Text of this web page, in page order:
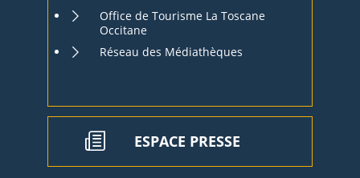
Office de Tourisme La Toscane
Occitane
Réseau des Médiathèques
ESPACE PRESSE